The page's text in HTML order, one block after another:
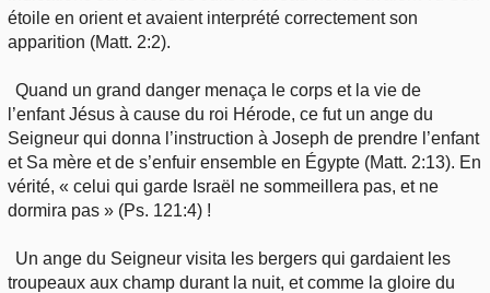
étoile en orient et avaient interprété correctement son
apparition (Matt. 2:2).
Quand un grand danger menaça le corps et la vie de
l’enfant Jésus à cause du roi Hérode, ce fut un ange du
Seigneur qui donna l’instruction à Joseph de prendre l’enfant
et Sa mère et de s’enfuir ensemble en Égypte (Matt. 2:13). En
vérité, « celui qui garde Israël ne sommeillera pas, et ne
dormira pas » (Ps. 121:4) !
Un ange du Seigneur visita les bergers qui gardaient les
troupeaux aux champ durant la nuit, et comme la gloire du